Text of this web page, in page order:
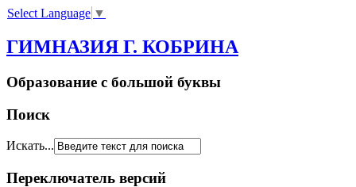
Select Language ▼
ГИМНАЗИЯ Г. КОБРИНА
Образование с большой буквы
Поиск
Искать...
Переключатель версий